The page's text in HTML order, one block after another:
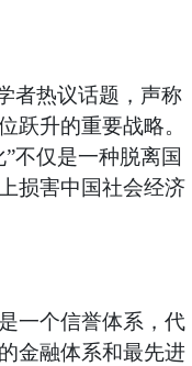
者热议话题，声称
跃升的重要战略。
不仅是一种脱离国
损害中国社会经济
一个信誉体系，代
金融体系和最先进